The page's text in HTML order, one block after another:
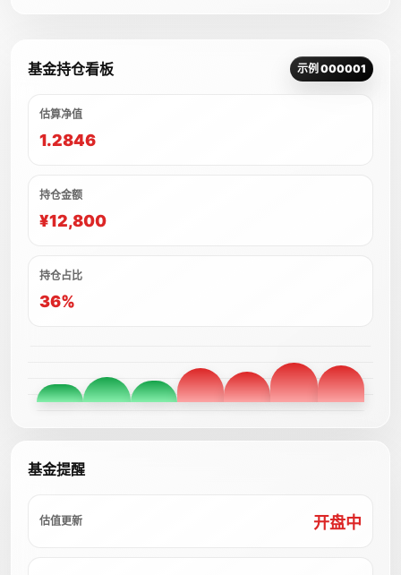
基金持仓看板 示例 000001
估算净值
1.2846
持仓金额
¥12,800
持仓占比
36%
基金提醒
估值更新 开盘中